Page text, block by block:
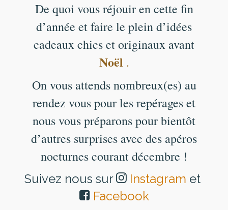
De quoi vous réjouir en cette fin
d’année et faire le plein d’idées
cadeaux chics et originaux avant
Noël .
On vous attends nombreux(es) au
rendez vous pour les repérages et
nous vous préparons pour bientôt
d’autres surprises avec des apéros
nocturnes courant décembre !
Suivez nous sur Instagram et
Facebook